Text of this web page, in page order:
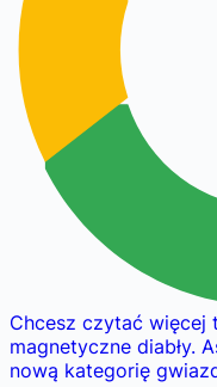
Chcesz czytać więcej
magnetyczne diabły.
nową kategorię